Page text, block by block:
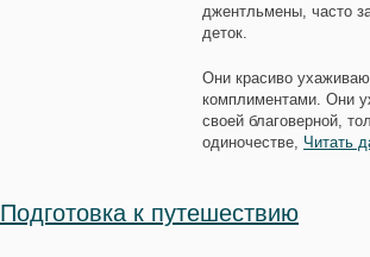
джентльмены, часто
деток.
Они красиво
комплиментами. Они
своей благоверной,
одиночестве, Читать
Подготовка к путешествию